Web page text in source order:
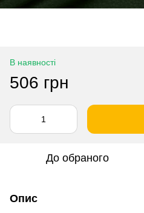
В наявності
506 грн
До обраного
Опис